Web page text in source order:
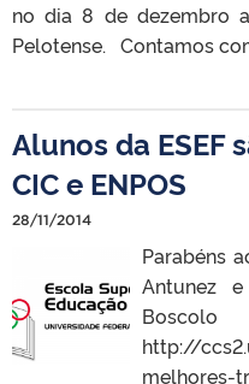
no dia 8 de dezembro
Pelotense. Contamos
Alunos da ESEF
CIC e ENPOS
28/11/2014
Parabéns
Antunez
http://
melhores-